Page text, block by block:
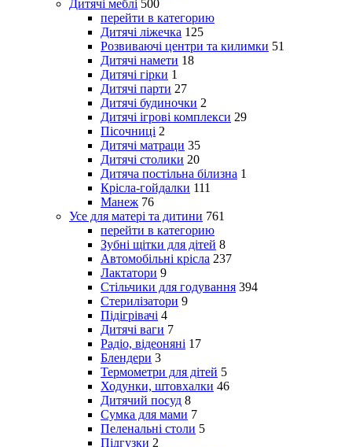
Дитячі меблі 500
перейти в категорию
Дитячі ліжечка 125
Розвиваючі центри та килимки 51
Дитячі намети 18
Дитячі гірки 1
Дитячі парти 27
Дитячі будиночки 2
Дитячі ігрові комплекси 29
Пісочниці 2
Дитячі матраци 35
Дитячі столики 20
Дитяча постільна білизна 1
Крісла-гойдалки 111
Манеж 76
Усе для матері та дитини 761
перейти в категорию
Зубні щітки для дітей 8
Автомобільні крісла 237
Лактатори 9
Стільчики для годування 394
Стерилізатори 9
Підігрівачі 4
Дитячі ваги 7
Радіо, відеоняні 17
Блендери 3
Термометри для дітей 5
Ходунки, штовхалки 46
Дитячий посуд 8
Сумка для мами 7
Пеленальні столи 5
Підгузки 2